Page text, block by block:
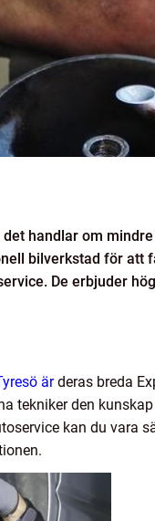
handlar om
bilverkstad för att
De erbjuder
ärderas breda
tekniker den
kan du vara